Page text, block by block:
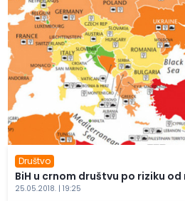
Društvo
BiH u crnom društvu po riziku od
25.05.2018. | 19:25